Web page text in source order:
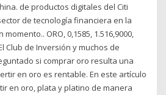
de productos digitales del Citi
de tecnología financiera en la
ORO, 0,1585, 1.516,9000,
Club de Inversión y muchos de
si comprar oro resulta una
en oro es rentable. En este artículo
en oro, plata y platino de manera